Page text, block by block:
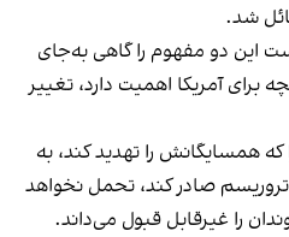
شد.
این دو مفهوم را گاهی به‌جای
برای آمریکا اهمیت دارد، تغییر
که همسایگانش را تهدید کند، به
صادر کند، تحمل نخواهد
را غیرقابل قبول می‌داند.